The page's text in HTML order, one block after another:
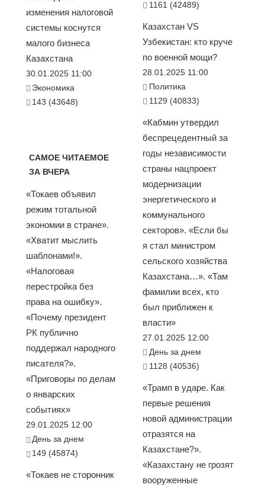
изменения налоговой
системы коснутся
малого бизнеса
Казахстана
30.01.2025 11:00
Экономика
143 (43648)
САМОЕ ЧИТАЕМОЕ
ЗА ВЧЕРА
«Токаев объявил
режим тотальной
экономии в стране».
«Хватит мыслить
шаблонами!».
«Налоговая
перестройка без
права на ошибку».
«Почему президент
РК публично
поддержал народного
писателя?».
«Приговоры по делам
о январских
событиях»
29.01.2025 12:00
День за днем
149 (45874)
«Токаев не сторонник
1161 (42489)
Казахстан VS
Узбекистан: кто круче
по военной мощи?
28.01.2025 11:00
Политика
1129 (40833)
«Кабмин утвердил
беспрецедентный за
годы независимости
страны нацпроект
модернизации
энергетического и
коммунального
секторов». «Если бы
я стал министром
сельского хозяйства
Казахстана…». «Там
фамилии всех, кто
был приближен к
власти»
27.01.2025 12:00
День за днем
1128 (40536)
«Трамп в ударе. Как
первые решения
новой администрации
отразятся на
Казахстане?».
«Казахстану не грозят
вооруженные